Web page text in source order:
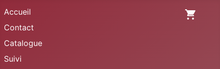
Accueil
Contact
Catalogue
Suivi